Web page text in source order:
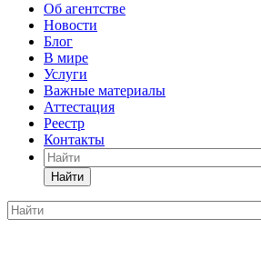
Об агентстве
Новости
Блог
В мире
Услуги
Важные материалы
Аттестация
Реестр
Контакты
Найти